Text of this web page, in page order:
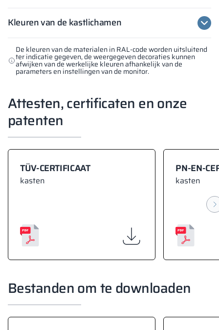
De kleuren van de materialen in RAL-code worden uitsluitend
ter indicatie gegeven, de weergegeven decoraties kunnen
afwijken van de werkelijke kleuren afhankelijk van de
parameters en instellingen van de monitor.
Kleuren van de kastlichamen
Attesten, certificaten en onze
patenten
TÜV-CERTIFICAAT
kasten
PN-EN-
kasten
Bestanden om te downloaden